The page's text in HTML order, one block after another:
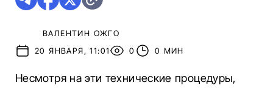
ВАЛЕНТИН ОЖГО
20 ЯНВАРЯ, 11:01
0 0 МИН
Несмотря на эти технические процедуры,